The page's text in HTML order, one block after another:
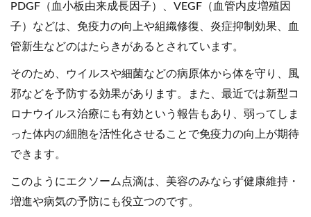
PDGF（血小板由来成長因子）、VEGF（血管内皮増殖因
子）などは、免疫力の向上や組織修復、炎症抑制効果、血
管新生などのはたらきがあるとされています。
そのため、ウイルスや細菌などの病原体から体を守り、風
邪などを予防する効果があります。また、最近では新型コ
ロナウイルス治療にも有効という報告もあり、弱ってしま
った体内の細胞を活性化させることで免疫力の向上が期待
できます。
このようにエクソーム点滴は、美容のみならず健康維持・
増進や病気の予防にも役立つのです。